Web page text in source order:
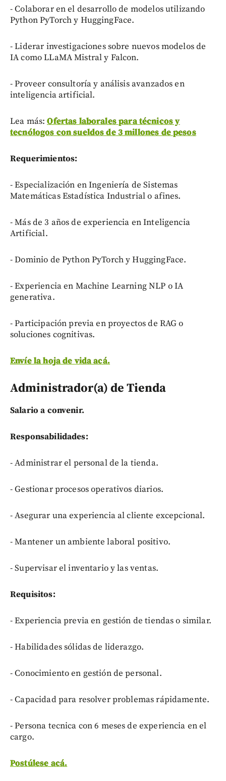
- Colaborar en el desarrollo de modelos utilizando
Python PyTorch y HuggingFace.
- Liderar investigaciones sobre nuevos modelos de
IA como LLaMA Mistral y Falcon.
- Proveer consultoría y análisis avanzados en
inteligencia artificial.
Lea más:Ofertas laborales para técnicos y
tecnólogos con sueldos de 3 millones de pesos
Requerimientos:
- Especialización en Ingeniería de Sistemas
Matemáticas Estadística Industrial o afines.
- Más de 3 años de experiencia en Inteligencia
Artificial.
- Dominio de Python PyTorch y HuggingFace.
- Experiencia en Machine Learning NLP o IA
generativa.
- Participación previa en proyectos de RAG o
soluciones cognitivas.
Envíe la hoja de vida acá.
Administrador(a) de Tienda
Salario a convenir.
Responsabilidades:
- Administrar el personal de la tienda.
- Gestionar procesos operativos diarios.
- Asegurar una experiencia al cliente excepcional.
- Mantener un ambiente laboral positivo.
- Supervisar el inventario y las ventas.
Requisitos:
- Experiencia previa en gestión de tiendas o similar.
- Habilidades sólidas de liderazgo.
- Conocimiento en gestión de personal.
- Capacidad para resolver problemas rápidamente.
- Persona tecnica con 6 meses de experiencia en el
cargo.
Postúlese acá.